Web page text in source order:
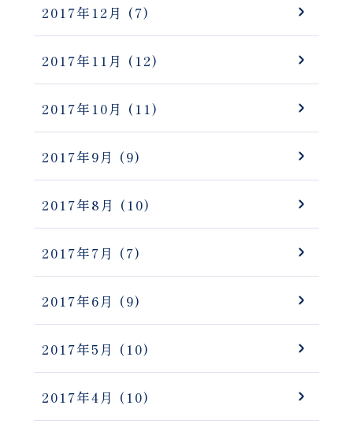
2017年12月 (7)
2017年11月 (12)
2017年10月 (11)
2017年9月 (9)
2017年8月 (10)
2017年7月 (7)
2017年6月 (9)
2017年5月 (10)
2017年4月 (10)